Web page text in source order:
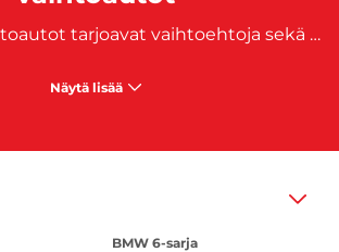
BMW 220 -vaihtoautot tarjoavat vaihtoehtoja sekä käytännöllisyyttä että urheilullisuutta arvostaville kuljettajille. BMW 220 Active Tourer yhdistää tilavan ja monikäyttöisen sisätilan BMW:lle ominaiseen dynaamiseen ajettavuuteen, mikä tekee siitä erinomaisen kumppanin aktiiviseen arkeen ja perhekäyttöön. BMW 220 Coupé taas korostaa sporttista luonnetta ja eleganttia muotoilua, jonka vahva moottoriteho ja tarkka ajettavuus takaavat innostavan ajokokemuksen. Molemmissa malleissa yhdistyvät laadukkaat materiaalit, hienostuneet yksityiskohdat ja ylellinen matkustusmukavuus, jotka tekevät BMW 220 -vaihtoautoista erottuvan valinnan jokaiselle autoilijalle.
Näytä lisää
BMW 6-sarja